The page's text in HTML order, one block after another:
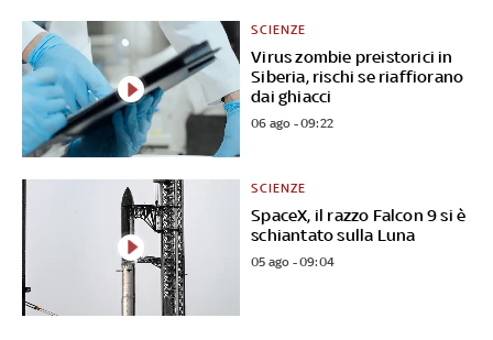
Virus zombie preistorici in
Siberia, rischi se riaffiorano
dai ghiacci
SCIENZE
06 ago - 09:22
SpaceX, il razzo Falcon 9 si è
schiantato sulla Luna
SCIENZE
05 ago - 09:04